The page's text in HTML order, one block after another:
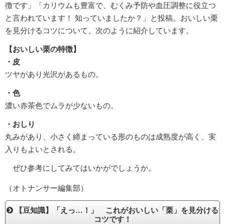
徴です」「カリウムも豊富で、むくみ予防や血圧調整に役立つ
と言われています！ 知っていましたか？」と投稿。おいしい栗
を見分けるコツについて、次のように紹介しています。
【おいしい栗の特徴】
・皮
ツヤがあり光沢があるもの。
・色
濃い赤茶色でムラが少ないもの。
・おしり
丸みがあり、小さく締まっている形のものは成熟度が高く、実
入りもよいとされる。
ぜひ参考にしてみてはいかがでしょうか。
（オトナンサー編集部）
【豆知識】「えっ…！」 これがおいしい「栗」を見分ける
コツです！